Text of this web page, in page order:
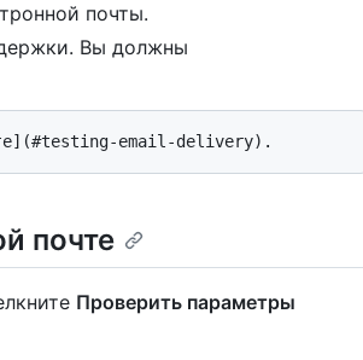
почты.
Вы должны
почте
Проверить параметры